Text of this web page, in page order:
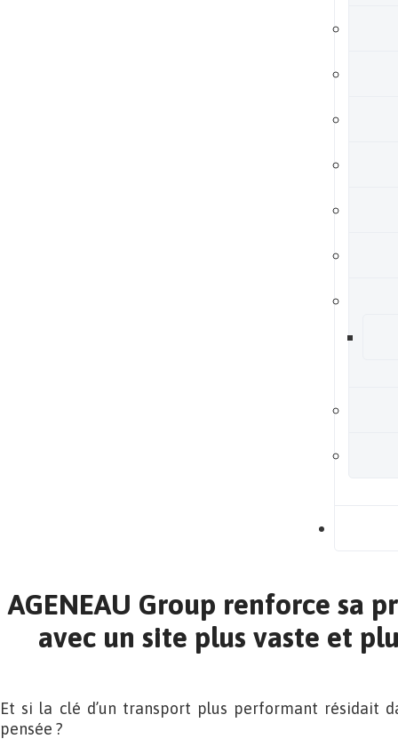
AGENEAU Group renforce sa
avec un site plus vaste et
Et si la clé d’un transport plus performant résidait
pensée ?